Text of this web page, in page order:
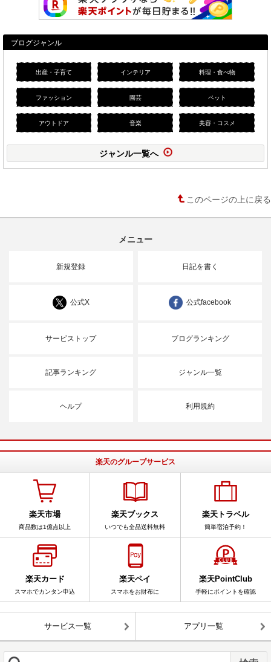
ブログジャンル
出産・子育て インテリア 料理・食べ物
ファッション 園芸 ペット
アウトドア 音楽 美容・コスメ
ジャンル一覧へ
このページの上に戻る
メニュー
新規登録 日記を書く
公式X 公式facebook
サービストップ ブログランキング
記事ランキング ジャンル一覧
ヘルプ 利用規約
楽天のグループサービス
楽天市場
商品数は1億点以上
楽天ブックス
いつでも全品送料無料
楽天トラベル
簡単宿泊予約！
楽天カード
スマホでカンタン申込
楽天ペイ
スマホをお財布に
楽天PointClub
手軽にポイントを確認
サービス一覧 アプリ一覧